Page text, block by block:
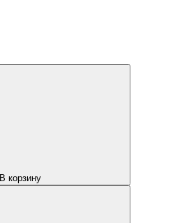
В корзину